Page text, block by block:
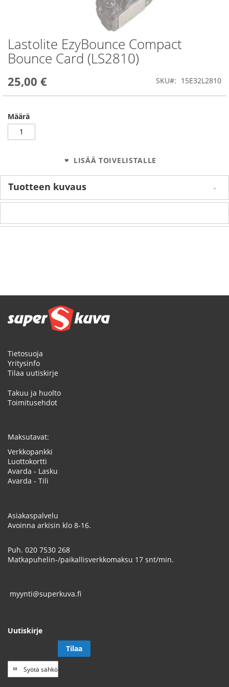
Lastolite EzyBounce Compact
Bounce Card (LS2810)
25,00 € SKU 15E32L2810
Määrä
LISÄÄ TOIVELISTALLE
Skip
to
the
of
images
Tuotteen kuvaus
Tietosuoja
Yritysinfo
Tilaa uutiskirje
Takuu ja huolto
Toimitusehdot
Maksutavat:
Verkkopankki
Luottokortti
Avarda - Lasku
Avarda - Tili
Asiakaspalvelu
Avoinna arkisin klo 8-16.
Puh. 020 7530 268
Matkapuhelin-/paikallisverkkomaksu 17 snt/min.
myynti@superkuva.fi
Uutiskirje
Tilaa
uutiskirje
Tilaa